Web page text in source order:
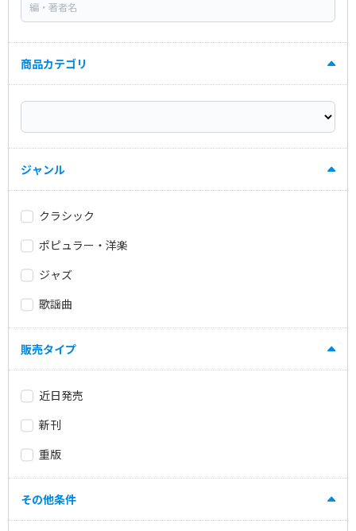
商品カテゴリ
ジャンル
クラシック
ポピュラー・洋楽
ジャズ
歌謡曲
販売タイプ
近日発売
新刊
重版
その他条件